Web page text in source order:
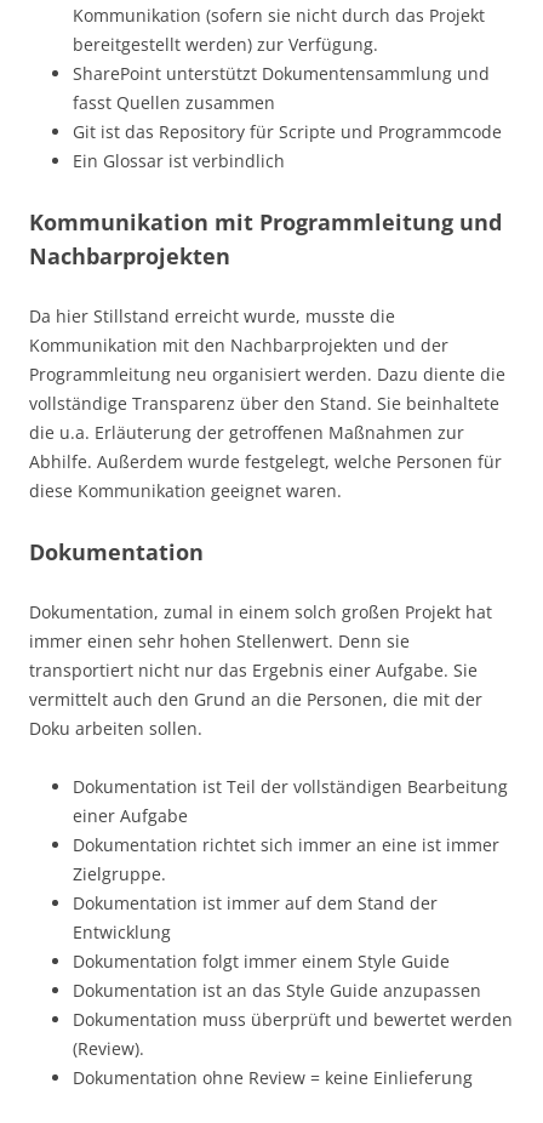
Kommunikation (sofern sie nicht durch das Projekt
bereitgestellt werden) zur Verfügung.
SharePoint unterstützt Dokumentensammlung und
fasst Quellen zusammen
Git ist das Repository für Scripte und Programmcode
Ein Glossar ist verbindlich
Kommunikation mit Programmleitung und
Nachbarprojekten
Da hier Stillstand erreicht wurde, musste die
Kommunikation mit den Nachbarprojekten und der
Programmleitung neu organisiert werden. Dazu diente die
vollständige Transparenz über den Stand. Sie beinhaltete
die u.a. Erläuterung der getroffenen Maßnahmen zur
Abhilfe. Außerdem wurde festgelegt, welche Personen für
diese Kommunikation geeignet waren.
Dokumentation
Dokumentation, zumal in einem solch großen Projekt hat
immer einen sehr hohen Stellenwert. Denn sie
transportiert nicht nur das Ergebnis einer Aufgabe. Sie
vermittelt auch den Grund an die Personen, die mit der
Doku arbeiten sollen.
Dokumentation ist Teil der vollständigen Bearbeitung
einer Aufgabe
Dokumentation richtet sich immer an eine ist immer
Zielgruppe.
Dokumentation ist immer auf dem Stand der
Entwicklung
Dokumentation folgt immer einem Style Guide
Dokumentation ist an das Style Guide anzupassen
Dokumentation muss überprüft und bewertet werden
(Review).
Dokumentation ohne Review = keine Einlieferung